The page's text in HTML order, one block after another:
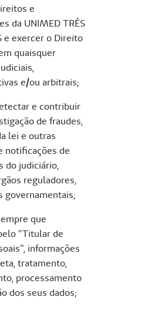
e
da UNIMED TRÊS
e exercer o Direito
quaisquer
e/ou arbitrais;
e contribuir
de fraudes,
lei e outras
notificações de
do judiciário,
reguladores,
governamentais;
que
“Titular de
informações
tratamento,
processamento
dos seus dados;